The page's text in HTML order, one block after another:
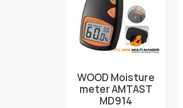
WOOD Moisture
meter AMTAST
MD914